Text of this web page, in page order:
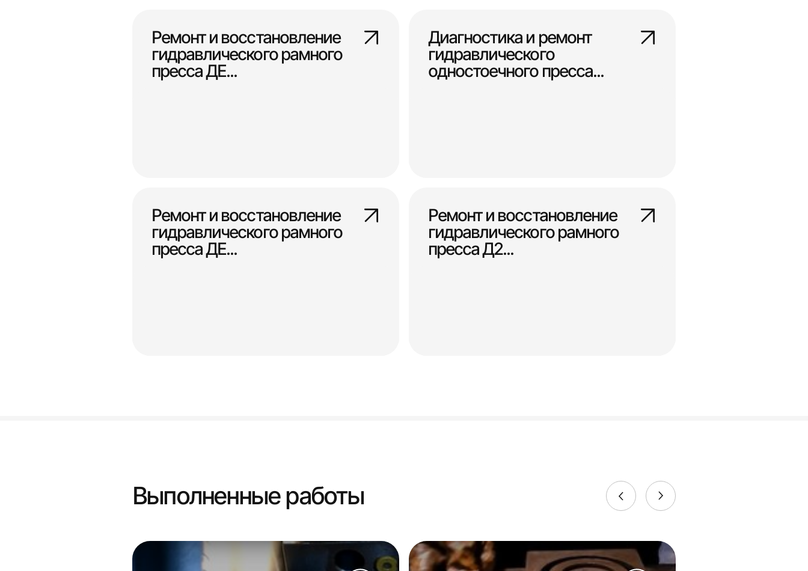
Ремонт и восстановление
гидравлического рамного
пресса ДЕ...
Диагностика и ремонт
гидравлического
одностоечного пресса...
Ремонт и восстановление
гидравлического рамного
пресса ДЕ...
Ремонт и восстановление
гидравлического рамного
пресса Д2...
Выполненные работы